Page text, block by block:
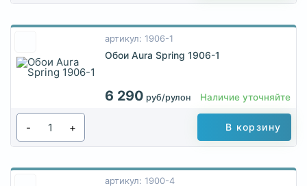
артикул: 1906-1
Обои Aura Spring 1906-1
6 290 руб/рулон Наличие уточняйте
- + В корзину
артикул: 1900-4